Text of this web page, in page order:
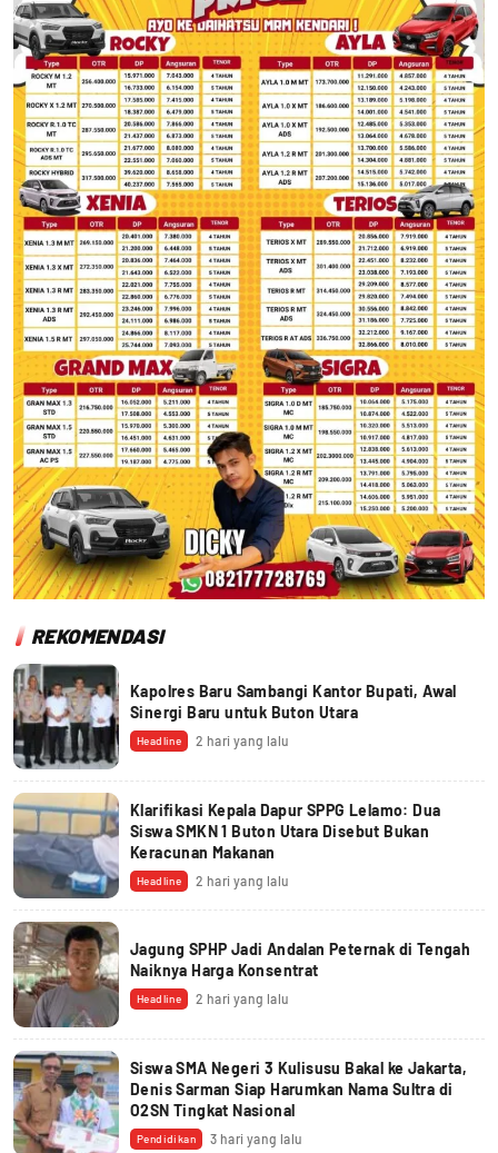
REKOMENDASI
Kapolres Baru Sambangi Kantor Bupati, Awal
Sinergi Baru untuk Buton Utara
Headline 2 hari yang lalu
Klarifikasi Kepala Dapur SPPG Lelamo: Dua
Siswa SMKN 1 Buton Utara Disebut Bukan
Keracunan Makanan
Headline 2 hari yang lalu
Jagung SPHP Jadi Andalan Peternak di Tengah
Naiknya Harga Konsentrat
Headline 2 hari yang lalu
Siswa SMA Negeri 3 Kulisusu Bakal ke Jakarta,
Denis Sarman Siap Harumkan Nama Sultra di
O2SN Tingkat Nasional
Pendidikan 3 hari yang lalu